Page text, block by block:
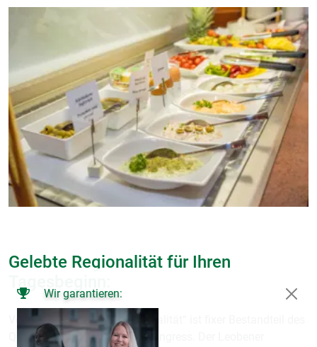
Wir garantieren:
Gelebte Regionalität für Ihren
Vor allem das Thema „Regionalität“ ist fixer Bestandteil des
Qualitätsleitbildes im Hotel Kongress. Der Leobener